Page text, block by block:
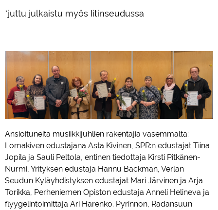
*juttu julkaistu myös Iitinseudussa
Ansioituneita musiikkijuhlien rakentajia vasemmalta:
Lomakiven edustajana Asta Kivinen, SPR:n edustajat Tiina
Jopila ja Sauli Peltola, entinen tiedottaja Kirsti Pitkänen-
Nurmi, Yrityksen edustaja Hannu Backman, Verlan
Seudun Kyläyhdistyksen edustajat Mari Järvinen ja Arja
Torikka, Perheniemen Opiston edustaja Anneli Helineva ja
flyygelintoimittaja Ari Harenko. Pyrinnön, Radansuun